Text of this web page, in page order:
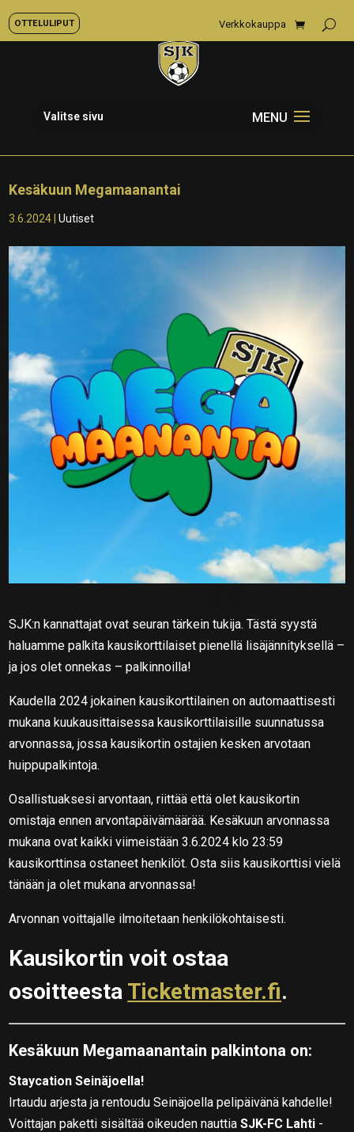
OTTELULIPUT Verkkokauppa
Valitse sivu
Kesäkuun Megamaanantai
3.6.2024 |Uutiset
SJK:n kannattajat ovat seuran tärkein tukija. Tästä syystä
haluamme palkita kausikorttilaiset pienellä lisäjännityksellä –
ja jos olet onnekas – palkinnoilla!
Kaudella 2024 jokainen kausikorttilainen on automaattisesti
mukana kuukausittaisessa kausikorttilaisille suunnatussa
arvonnassa, jossa kausikortin ostajien kesken arvotaan
huippupalkintoja.
Osallistuaksesi arvontaan, riittää että olet kausikortin
omistaja ennen arvontapäivämäärää. Kesäkuun arvonnassa
mukana ovat kaikki viimeistään 3.6.2024 klo 23:59
kausikorttinsa ostaneet henkilöt. Osta siis kausikorttisi vielä
tänään ja olet mukana arvonnassa!
Arvonnan voittajalle ilmoitetaan henkilökohtaisesti.
Kausikortin voit ostaa
osoitteesta Ticketmaster.fi.
Kesäkuun Megamaanantain palkintona on:
Staycation Seinäjoella!
Irtaudu arjesta ja rentoudu Seinäjoella pelipäivänä kahdelle!
Voittajan paketti sisältää oikeuden nauttiaSJK-FC Lahti -